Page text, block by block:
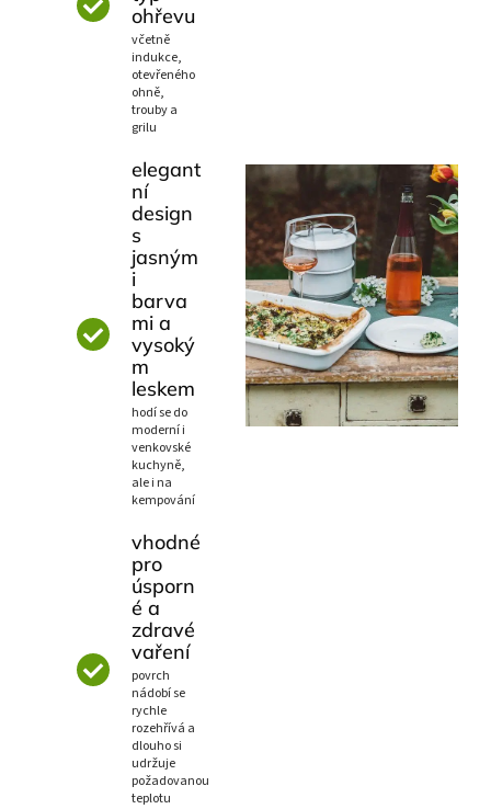
ohřevu
včetně
indukce,
otevřeného
ohně,
trouby a
grilu
elegant
ní
design
s
jasným
i
barva
mi a
vysoký
m
leskem
hodí se do
moderní i
venkovské
kuchyně,
ale i na
kempování
vhodné
pro
úsporn
é a
zdravé
vaření
povrch
nádobí se
rychle
rozehřívá a
dlouho si
udržuje
požadovanou
teplotu